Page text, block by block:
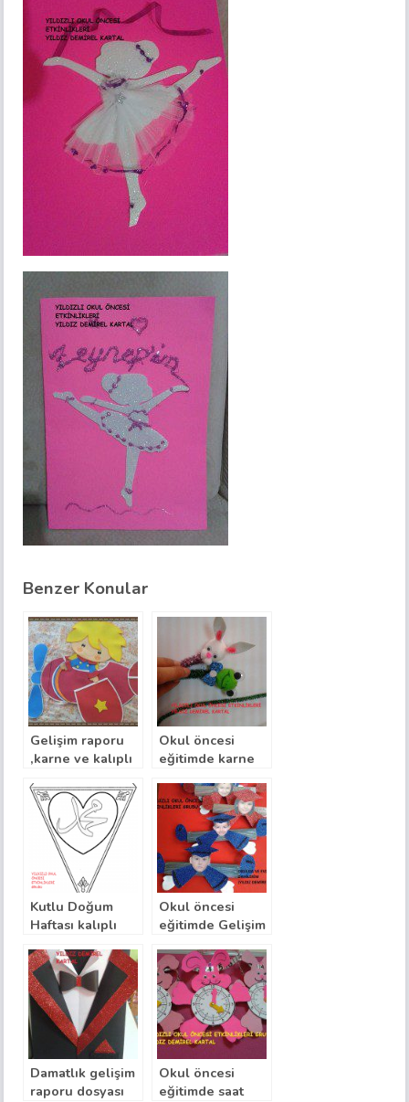
Benzer Konular
Gelişim raporu
,karne ve kalıplı
örnekleri
Okul öncesi
eğitimde karne
Kutlu Doğum
Haftası kalıplı
Okul öncesi
eğitimde Gelişim
kalıplı
Damatlık gelişim
raporu dosyası
Okul öncesi
eğitimde saat